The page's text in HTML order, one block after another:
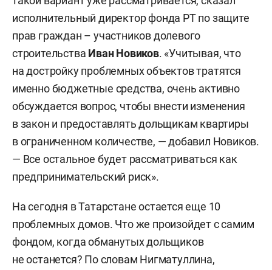
исполнительный директор фонда РТ по защите
прав граждан – участников долевого
строительства Иван Новиков. «Учитывая, что
на достройку проблемных объектов тратятся
именно бюджетные средства, очень активно
обсуждается вопрос, чтобы внести изменения
в закон и предоставлять дольщикам квартиры
в ограниченном количестве, — добавил Новиков.
— Все остальное будет рассматриваться как
предпринимательский риск».
На сегодня в Татарстане остается еще 10
проблемных домов. Что же произойдет с самим
фондом, когда обманутых дольщиков
не останется? По словам Нигматуллина,